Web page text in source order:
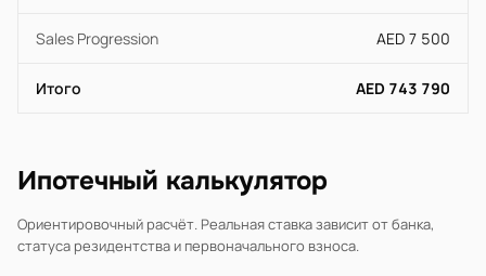
Sales Progression AED 7 500
Итого AED 743 790
Ипотечный калькулятор
Ориентировочный расчёт. Реальная ставка зависит от банка,
статуса резидентства и первоначального взноса.